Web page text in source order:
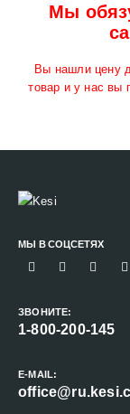
Мы
Вы нашли цену
товар и у нас вы
МЫ В СОЦСЕТЯХ
ЗВОНИТЕ:
1-800-200-145
E-MAIL: